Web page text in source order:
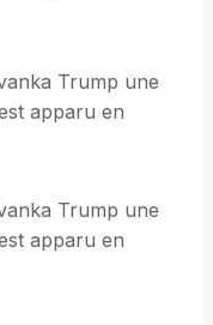
Trump une
apparu en
Trump une
apparu en